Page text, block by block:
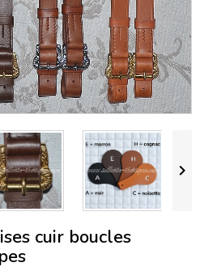

cuir boucles